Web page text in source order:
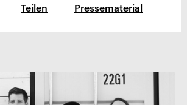
Teilen Pressematerial